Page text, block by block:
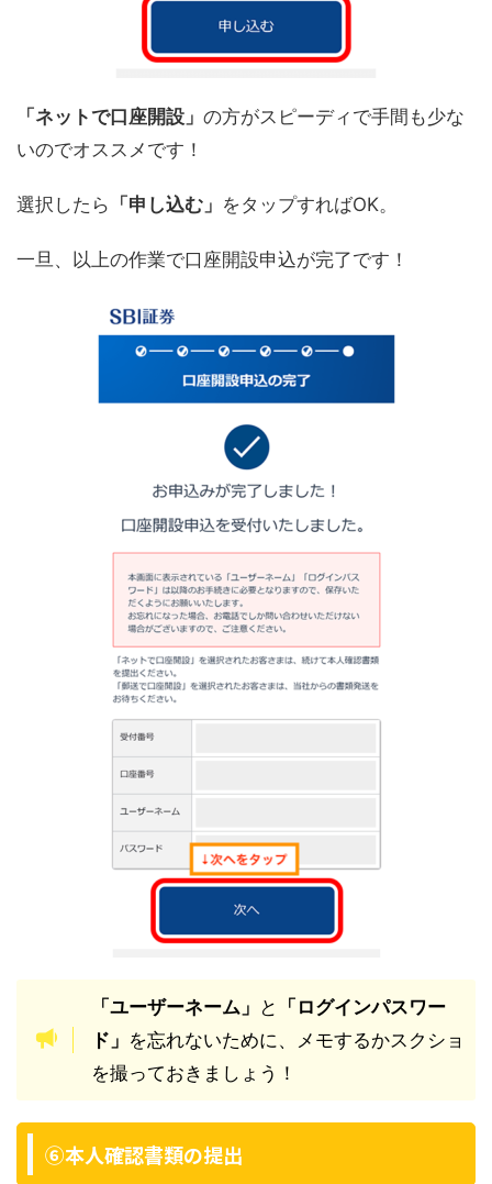
「ネットで口座開設」 の方がスピーディで手間も少な
いのでオススメです！
選択したら 「申し込む」 をタップすればOK。
一旦、以上の作業で口座開設申込が完了です！
「ユーザーネーム」 と
「ログインパスワー
ド」 を忘れないために、メモするかスクショ
を撮っておきましょう！
⑥本人確認書類の提出